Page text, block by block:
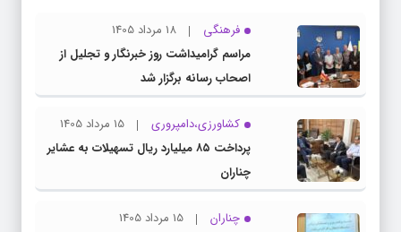
فرهنگی
18 مرداد 1405
مراسم گرامیداشت روز خبرنگار و تجلیل از
اصحاب رسانه برگزار شد
کشاورزی،دامپروری
15 مرداد 1405
پرداخت ۸۵ میلیارد ریال تسهیلات به عشایر
چناران
چناران
15 مرداد 1405